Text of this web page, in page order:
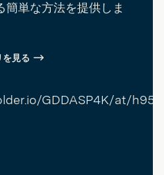
単な方法を提供しま
を見る